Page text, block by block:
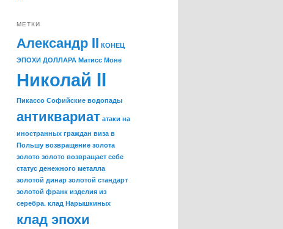
МЕТКИ
Александр II КОНЕЦ
ЭПОХИ ДОЛЛАРА Матисс Моне
Николай II
Пикассо Софийские водопады
антиквариат атаки на
иностранных граждан виза в
Польшу возвращение золота
золото золото возвращает себе
статус денежного металла
золотой динар золотой стандарт
золотой франк изделия из
серебра. клад Нарышкиных
клад эпохи